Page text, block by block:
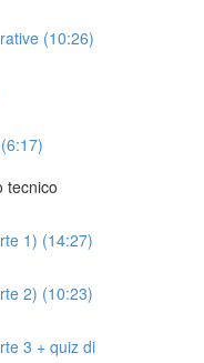
(10:26)
tecnico
1) (14:27)
2) (10:23)
3 + quiz di